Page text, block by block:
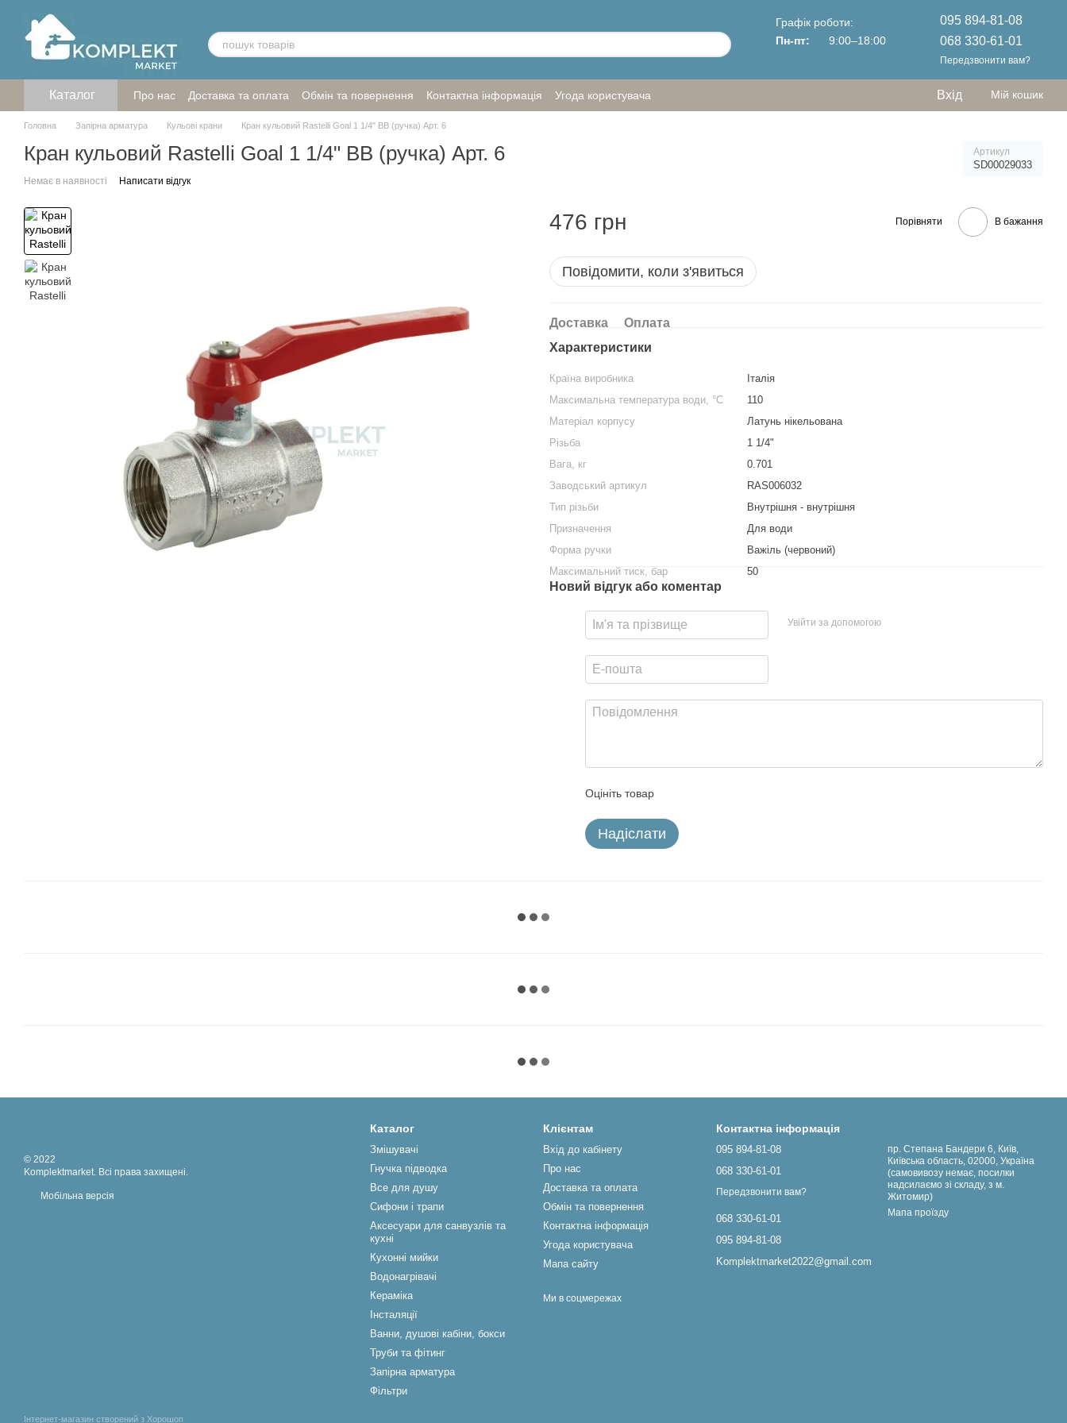
Перейти до основного контенту
Графік роботи:
Пн-пт:
9:00–18:00
095 894-81-08
068 330-61-01
Передзвонити вам?
Каталог Про нас Доставка та оплата Обмін та повернення Контактна інформація Угода користувача Вхід Мій кошик
Головна Запірна арматура Кульові крани Кран кульовий Rastelli Goal 1 1/4" ВВ (ручка) Арт. 6
Кран кульовий Rastelli Goal 1 1/4" ВВ (ручка) Арт. 6 Артикул
SD00029033
Немає в наявності Написати відгук
476 грн Порівняти В бажання
Повідомити, коли з'явиться
Доставка
Оплата
Характеристики
Країна виробника
Італія
Максимальна температура води, °С
110
Матеріал корпусу
Латунь нікельована
Різьба
1 1/4"
Вага, кг
0.701
Заводський артикул
RAS006032
Тип різьби
Внутрішня - внутрішня
Призначення
Для води
Форма ручки
Важіль (червоний)
Максимальний тиск, бар
50
Новий відгук або коментар
Увійти за допомогою
Оцініть товар
Надіслати
© 2022
Komplektmarket. Всі права захищені.
Мобільна версія
Інтернет-магазин створений з Хорошоп
Каталог
Змішувачі
Гнучка підводка
Все для душу
Сифони і трапи
Аксесуари для санвузлів та
кухні
Кухонні мийки
Водонагрівачі
Кераміка
Інсталяції
Ванни, душові кабіни, бокси
Труби та фітинг
Запірна арматура
Фільтри
Клієнтам
Вхід до кабінету
Про нас
Доставка та оплата
Обмін та повернення
Контактна інформація
Угода користувача
Мапа сайту
Ми в соцмережах
Контактна інформація
095 894-81-08
068 330-61-01
Передзвонити вам?
068 330-61-01
095 894-81-08
Komplektmarket2022@gmail.com
пр. Степана Бандери 6, Київ,
Київська область, 02000, Україна
(самовивозу немає, посилки
надсилаємо зі складу, з м.
Житомир)
Мапа проїзду